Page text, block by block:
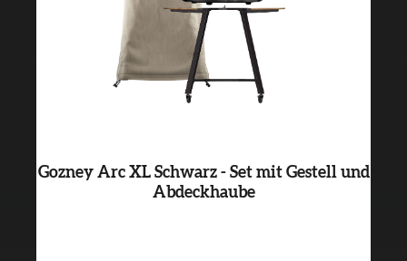
Gozney Arc XL Schwarz - Set mit Gestell und
Abdeckhaube